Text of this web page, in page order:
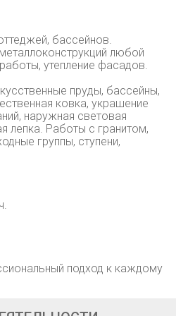
бассейнов.
любой
утепление фасадов.
пруды, бассейны,
ковка, украшение
наружная световая
лепка. Работы с гранитом,
группы, ступени,
подход к каждому